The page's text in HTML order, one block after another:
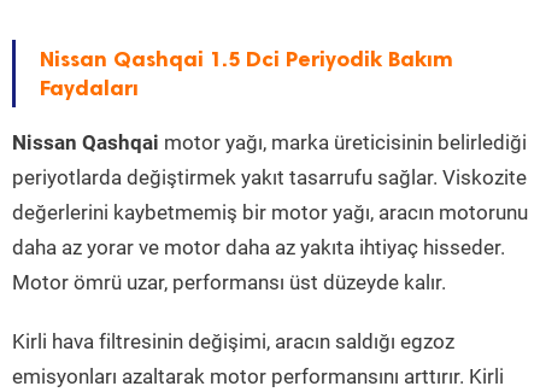
Nissan Qashqai 1.5 Dci Periyodik Bakım
Faydaları
Nissan Qashqai motor yağı, marka üreticisinin belirlediği
periyotlarda değiştirmek yakıt tasarrufu sağlar. Viskozite
değerlerini kaybetmemiş bir motor yağı, aracın motorunu
daha az yorar ve motor daha az yakıta ihtiyaç hisseder.
Motor ömrü uzar, performansı üst düzeyde kalır.
Kirli hava filtresinin değişimi, aracın saldığı egzoz
emisyonları azaltarak motor performansını arttırır. Kirli